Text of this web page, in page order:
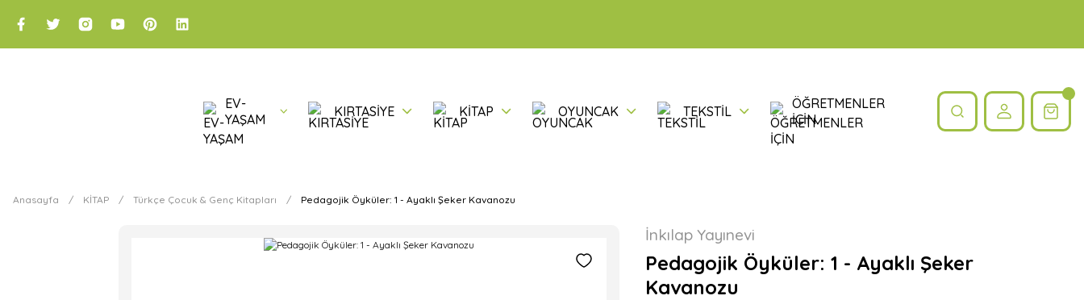
EV-
YAŞAM
KIRTASİYE KİTAP OYUNCAK TEKSTİL
ÖĞRETMENLER
İÇİN
Anasayfa KİTAP Türkçe Çocuk & Genç Kitapları Pedagojik Öyküler: 1 - Ayaklı Şeker Kavanozu
İnkılap Yayınevi
Pedagojik Öyküler: 1 - Ayaklı Şeker
Kavanozu